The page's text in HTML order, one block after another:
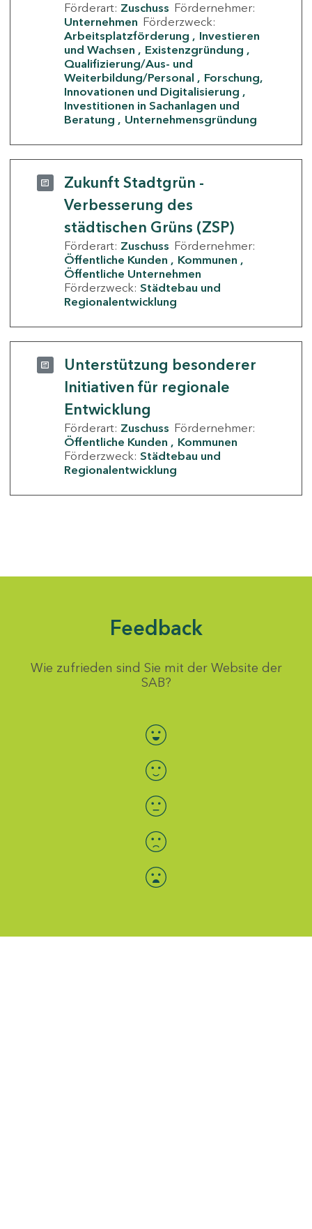
Förderart: Zuschuss Fördernehmer:
Unternehmen Förderzweck:
Arbeitsplatzförderung
Investieren
und Wachsen
Existenzgründung
Qualifizierung/Aus- und
Weiterbildung/Personal
Forschung,
Innovationen und Digitalisierung
Investitionen in Sachanlagen und
Beratung
Unternehmensgründung
Zukunft Stadtgrün -
Verbesserung des
städtischen Grüns (ZSP)
Förderart: Zuschuss Fördernehmer:
Öffentliche Kunden
Kommunen
Öffentliche Unternehmen
Förderzweck: Städtebau und
Regionalentwicklung
Unterstützung besonderer
Initiativen für regionale
Entwicklung
Förderart: Zuschuss Fördernehmer:
Öffentliche Kunden
Kommunen
Förderzweck: Städtebau und
Regionalentwicklung
Feedback
Wie zufrieden sind Sie mit der Website der
SAB?
Bewertung auswählen